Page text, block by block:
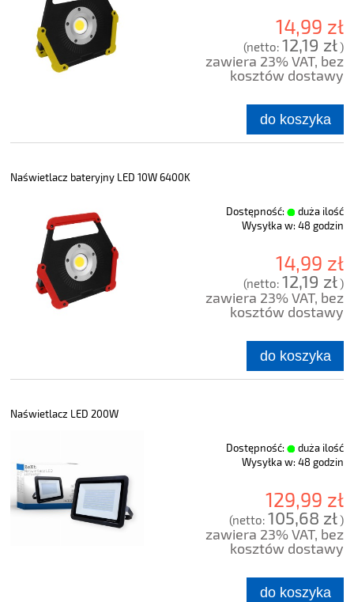
14,99 zł
(netto: 12,19 zł)
zawiera 23% VAT, bez
kosztów dostawy
do koszyka
Naświetlacz bateryjny LED 10W 6400K
Dostępność:
duża ilość
Wysyłka w: 48 godzin
14,99 zł
(netto: 12,19 zł)
zawiera 23% VAT, bez
kosztów dostawy
do koszyka
Naświetlacz LED 200W
Dostępność:
duża ilość
Wysyłka w: 48 godzin
129,99 zł
(netto: 105,68 zł)
zawiera 23% VAT, bez
kosztów dostawy
do koszyka